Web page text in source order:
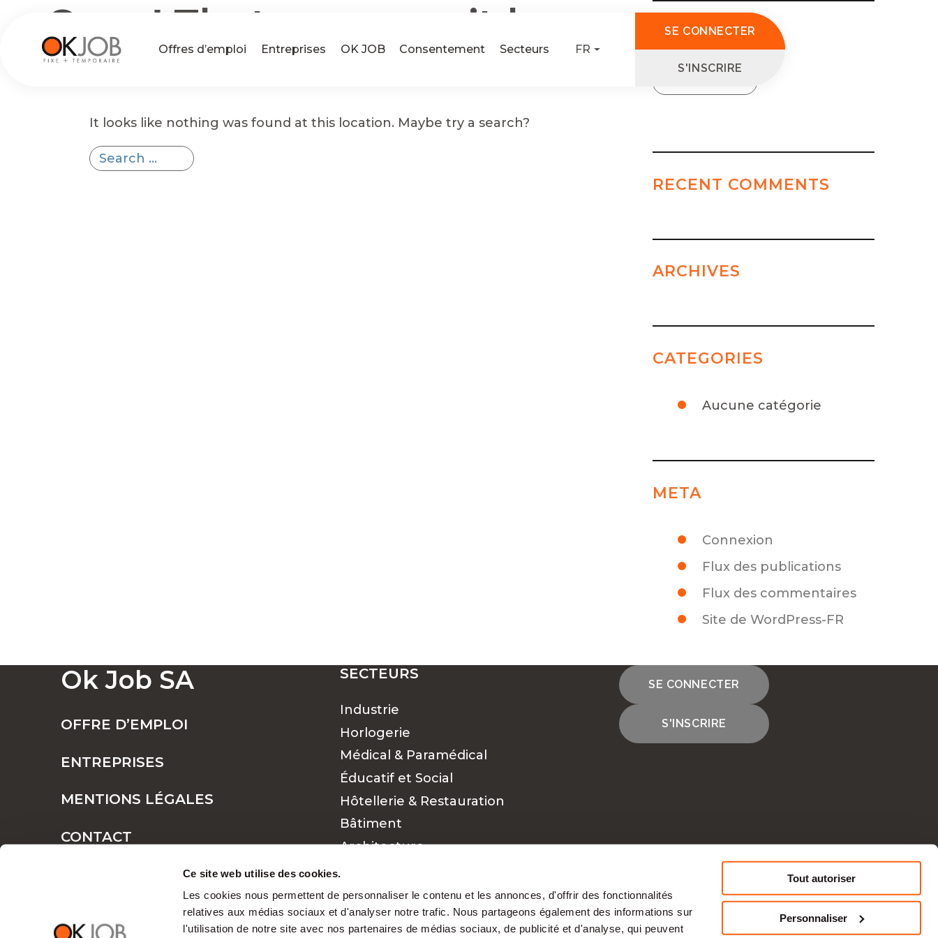
Ce site web utilise des cookies.
Les cookies nous permettent de personnaliser le contenu et les annonces, d'offrir des fonctionnalités
relatives aux médias sociaux et d'analyser notre trafic. Nous partageons également des informations sur
l'utilisation de notre site avec nos partenaires de médias sociaux, de publicité et d'analyse, qui peuvent
Tout autoriser
Personnaliser
Offres d’emploi Entreprises OK JOB Consentement Secteurs FR
SE CONNECTER
S'INSCRIRE
Oops! That page can’t be
found.
It looks like nothing was found at this location. Maybe try a search?
Search
SEARCH
RECENT COMMENTS
ARCHIVES
CATEGORIES
Aucune catégorie
META
Connexion
Flux des publications
Flux des commentaires
Site de WordPress-FR
Ok Job SA
OFFRE D’EMPLOI
ENTREPRISES
MENTIONS LÉGALES
CONTACT
SECTEURS
Industrie
Horlogerie
Médical & Paramédical
Éducatif et Social
Hôtellerie & Restauration
Bâtiment
Architecture
Finance
Cadres
SE CONNECTER
S'INSCRIRE
CONTACTEZ-NOUS